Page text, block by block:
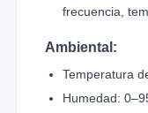
frecuencia,
Ambiental:
Temperatura
Humedad: